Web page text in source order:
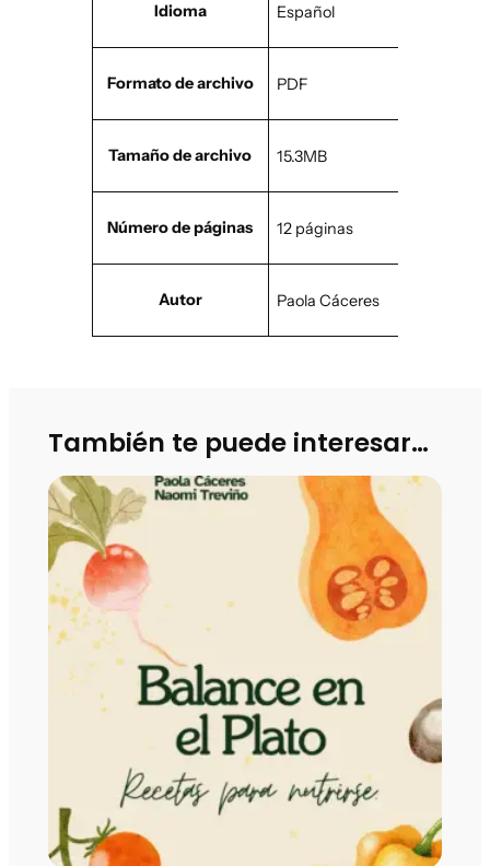
ri
u
t
a
l
r
Idioma Español
Formato de archivo PDF
Tamaño de archivo 15.3MB
Número de páginas 12 páginas
Autor Paola Cáceres
También te puede interesar…